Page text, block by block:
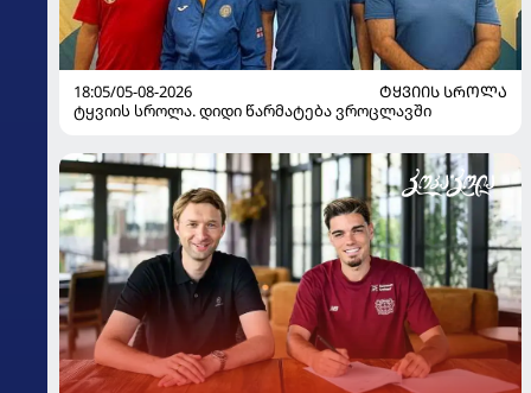
18:05/05-08-2026
ᲢᲧᲕᲘᲘᲡ ᲡᲠᲝᲚᲐ
ტყვიის სროლა. დიდი წარმატება ვროცლავში